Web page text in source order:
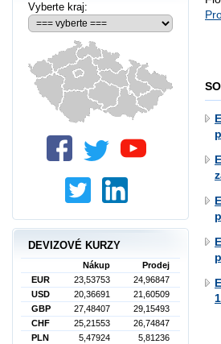
Vyberte kraj:
DEVIZOVÉ KURZY
Nákup
Prodej
EUR
23,53753
24,96847
USD
20,36691
21,60509
GBP
27,48407
29,15493
CHF
25,21553
26,74847
PLN
5,47924 5,81236